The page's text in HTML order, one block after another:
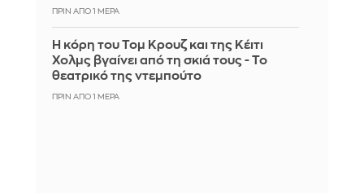
ΠΡΙΝ ΑΠΌ 1 ΜΈΡΑ
Η κόρη του Τομ Κρουζ και της Κέιτι
Χολμς βγαίνει από τη σκιά τους - Το
θεατρικό της ντεμπούτο
ΠΡΙΝ ΑΠΌ 1 ΜΈΡΑ